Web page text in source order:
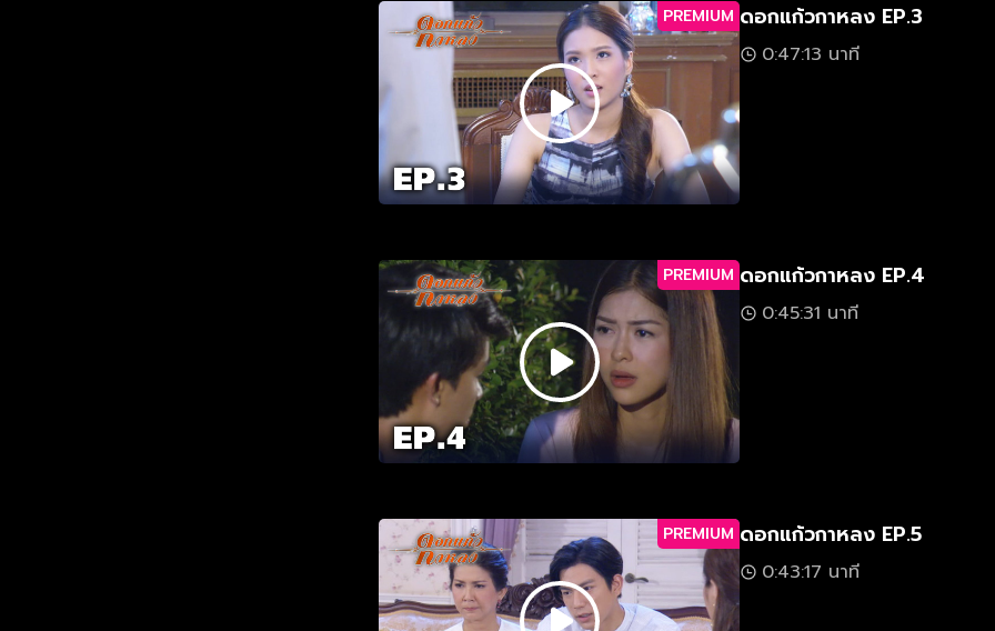
PREMIUM ดอกแก้วกาหลง EP.3
0:47:13 นาที
PREMIUM ดอกแก้วกาหลง EP.4
0:45:31 นาที
PREMIUM ดอกแก้วกาหลง EP.5
0:43:17 นาที